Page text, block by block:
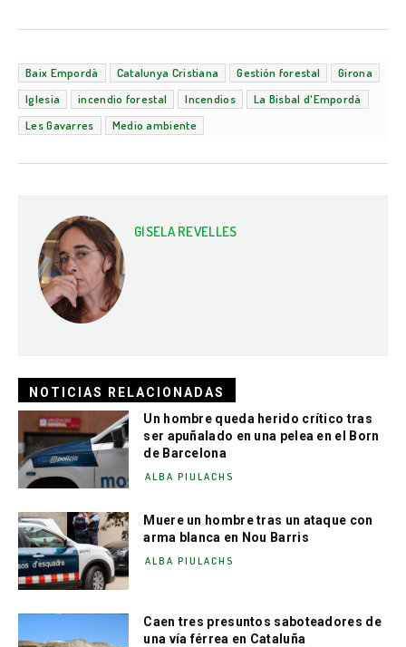
Baix Empordà Catalunya Cristiana Gestión forestal
Girona
Iglesia
incendio forestal Incendios
La Bisbal d'Empordà
Les Gavarres
Medio ambiente
GISELA REVELLES
NOTICIAS RELACIONADAS
Un hombre queda herido crítico tras
ser apuñalado en una pelea en el Born
de Barcelona
ALBA PIULACHS
Muere un hombre tras un ataque con
arma blanca en Nou Barris
ALBA PIULACHS
Caen tres presuntos saboteadores de
una vía férrea en Cataluña